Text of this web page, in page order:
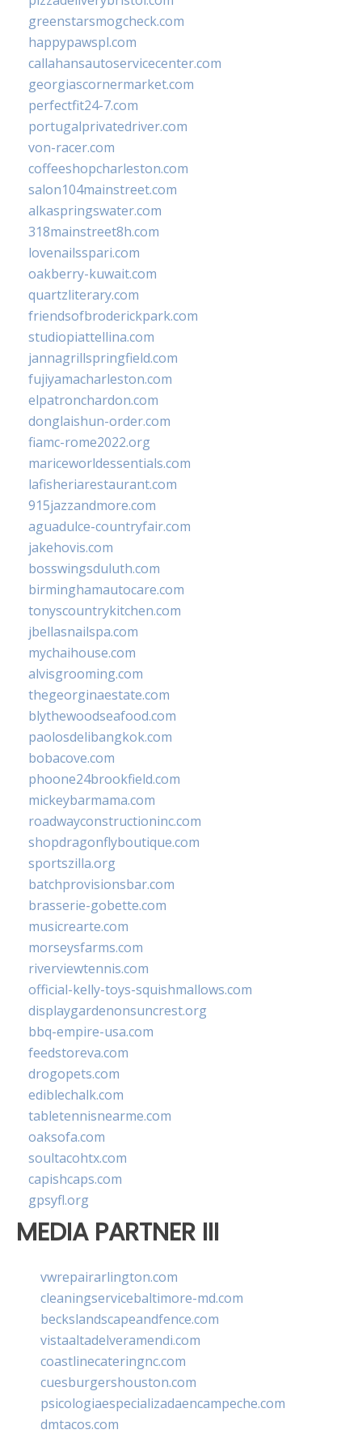
greenstarsmogcheck.com
happypawspl.com
callahansautoservicecenter.com
georgiascornermarket.com
perfectfit24-7.com
portugalprivatedriver.com
von-racer.com
coffeeshopcharleston.com
salon104mainstreet.com
alkaspringswater.com
318mainstreet8h.com
lovenailsspari.com
oakberry-kuwait.com
quartzliterary.com
friendsofbroderickpark.com
studiopiattellina.com
jannagrillspringfield.com
fujiyamacharleston.com
elpatronchardon.com
donglaishun-order.com
fiamc-rome2022.org
mariceworldessentials.com
lafisheriarestaurant.com
915jazzandmore.com
aguadulce-countryfair.com
jakehovis.com
bosswingsduluth.com
birminghamautocare.com
tonyscountrykitchen.com
jbellasnailspa.com
mychaihouse.com
alvisgrooming.com
thegeorginaestate.com
blythewoodseafood.com
paolosdelibangkok.com
bobacove.com
phoone24brookfield.com
mickeybarmama.com
roadwayconstructioninc.com
shopdragonflyboutique.com
sportszilla.org
batchprovisionsbar.com
brasserie-gobette.com
musicrearte.com
morseysfarms.com
riverviewtennis.com
official-kelly-toys-squishmallows.com
displaygardenonsuncrest.org
bbq-empire-usa.com
feedstoreva.com
drogopets.com
ediblechalk.com
tabletennisnearme.com
oaksofa.com
soultacohtx.com
capishcaps.com
gpsyfl.org
MEDIA PARTNER III
vwrepairarlington.com
cleaningservicebaltimore-md.com
beckslandscapeandfence.com
vistaaltadelveramendi.com
coastlinecateringnc.com
cuesburgershouston.com
psicologiaespecializadaencampeche.com
dmtacos.com